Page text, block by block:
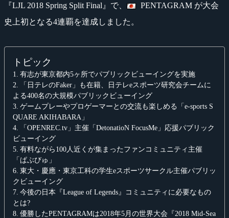
『LJL 2018 Spring Split Final』で、
PENTAGRAM が大会
史上初となる4連覇を達成しました。
トピック
有志が東京都内5ヶ所でパブリックビューイングを実施
「日テレのFaker」も在籍、日テレeスポーツ研究会チームに
よる400名の大規模パブリックビューイング
ゲームプレーやプロゲーマーとの交流も楽しめる「e-sports S
QUARE AKIHABARA」
「OPENREC.tv」主催「DetonatioN FocusMe」応援パブリック
ビューイング
有料ながら100人近くが集まったファンコミュニティ主催
「ぱぶびゅ」
東大・慶應・東京工科の学生eスポーツサークル主催パブリッ
クビューイング
今後の日本『League of Legends』コミュニティに必要なもの
とは?
優勝したPENTAGRAMは2018年5月の世界大会『2018 Mid-Sea